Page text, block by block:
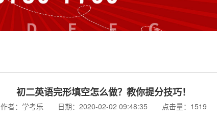
初二英语完形填空怎么做？教你提分技巧！
作者：学考乐 日期：2020-02-02 09:48:35 点击量：1519